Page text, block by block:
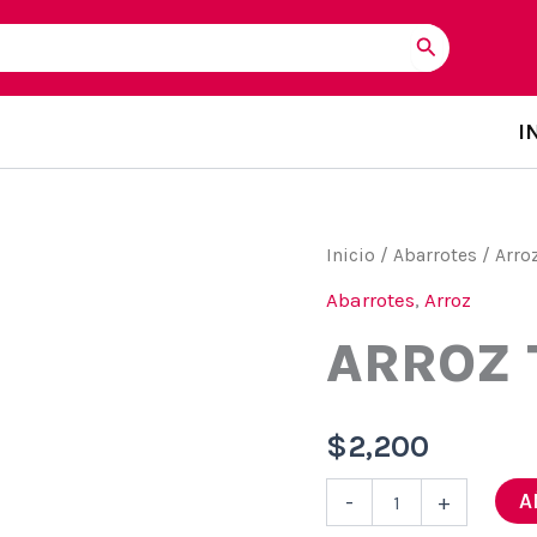
Inicio / Abarrotes /
Abarrotes, Arroz
ARROZ
$2,200
- +